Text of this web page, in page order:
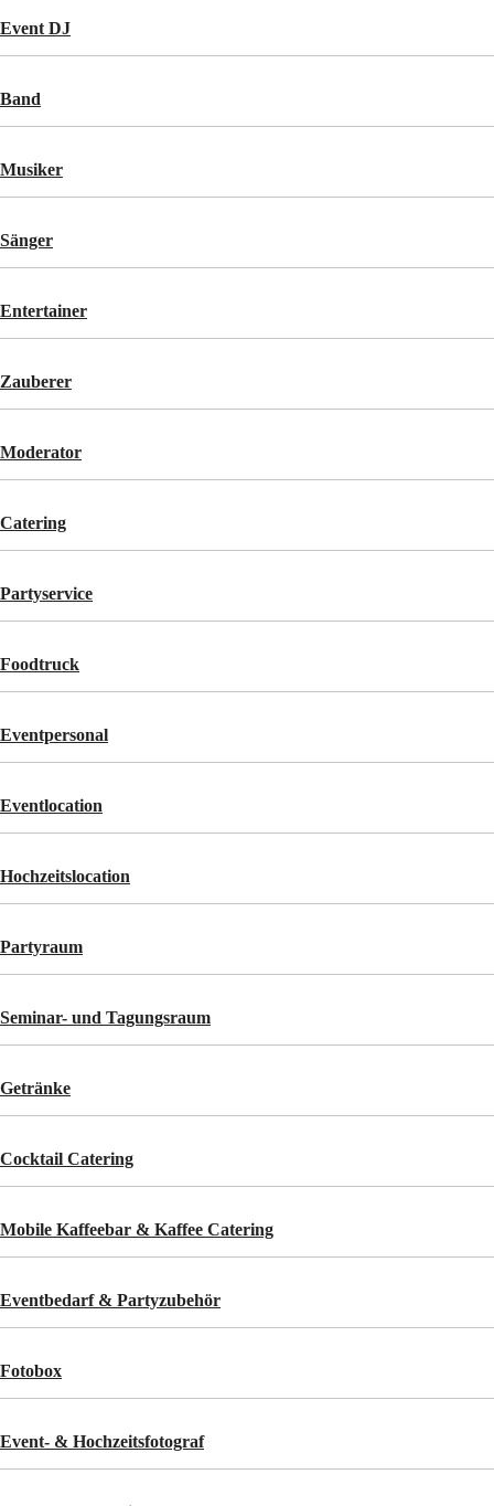
Event DJ
Band
Musiker
Sänger
Entertainer
Zauberer
Moderator
Catering
Partyservice
Foodtruck
Eventpersonal
Eventlocation
Hochzeitslocation
Partyraum
Seminar- und Tagungsraum
Getränke
Cocktail Catering
Mobile Kaffeebar & Kaffee Catering
Eventbedarf & Partyzubehör
Fotobox
Event- & Hochzeitsfotograf